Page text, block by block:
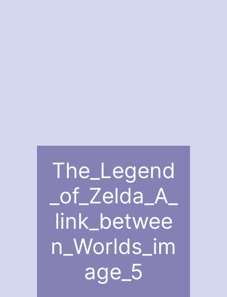
The_Legend
_of_Zelda_A_
link_betwee
n_Worlds_im
age_5